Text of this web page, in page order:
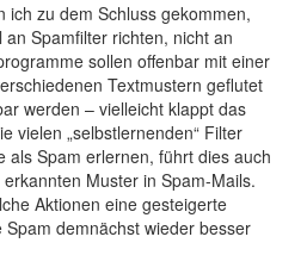
ich zu dem Schluss gekommen,
Spamfilter richten, nicht an
sollen offenbar mit einer
Textmustern geflutet
werden – vielleicht klappt das
vielen „selbstlernenden“ Filter
als Spam erlernen, führt dies auch
Muster in Spam-Mails.
Aktionen eine gesteigerte
demnächst wieder besser